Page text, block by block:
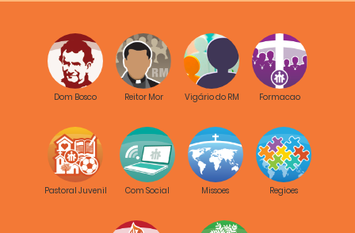
Dom Bosco Reitor Mor Vigário do RM Formacao
Pastoral Juvenil Com Social Missoes Regioes